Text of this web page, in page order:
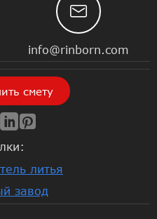

info@rinborn.com
смету
 
литья
завод